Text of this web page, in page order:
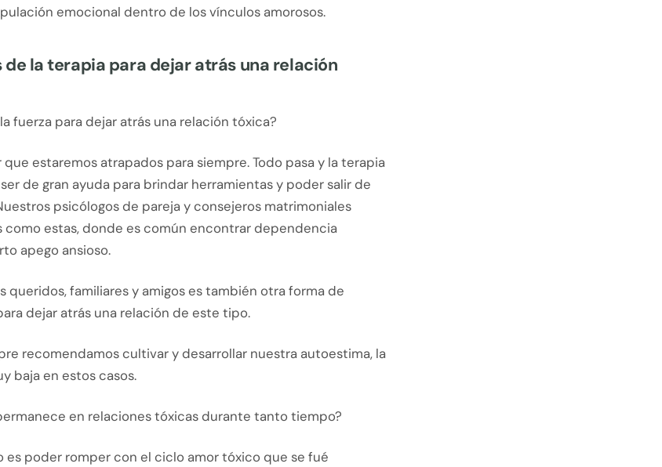
emocional dentro de los vínculos amorosos.
de la terapia para dejar atrás una relación
fuerza para dejar atrás una relación tóxica?
estaremos atrapados para siempre. Todo pasa y la terapia
de gran ayuda para brindar herramientas y poder salir de
psicólogos de pareja y consejeros matrimoniales
estas, donde es común encontrar dependencia
apego ansioso.
queridos, familiares y amigos es también otra forma de
dejar atrás una relación de este tipo.
recomendamos cultivar y desarrollar nuestra autoestima, la
baja en estos casos.
en relaciones tóxicas durante tanto tiempo?
es poder romper con el ciclo amor tóxico que se fué